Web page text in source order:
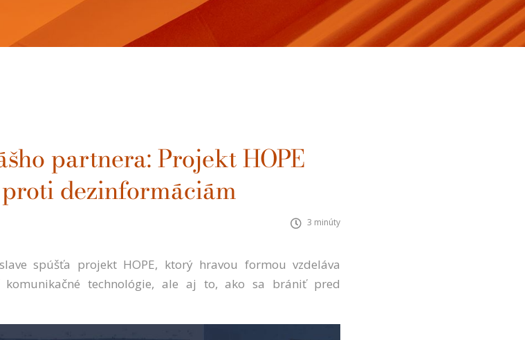
partnera: Projekt HOPE
dezinformáciám
3 minúty
spúšťa projekt HOPE, ktorý hravou formou vzdeláva
technológie, ale aj to, ako sa brániť pred